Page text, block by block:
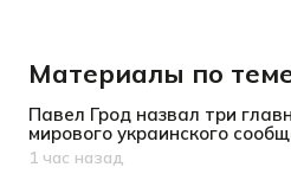
Материалы по
Павел Грод назвал три
мирового украинского
Дата публикации
1 час назад